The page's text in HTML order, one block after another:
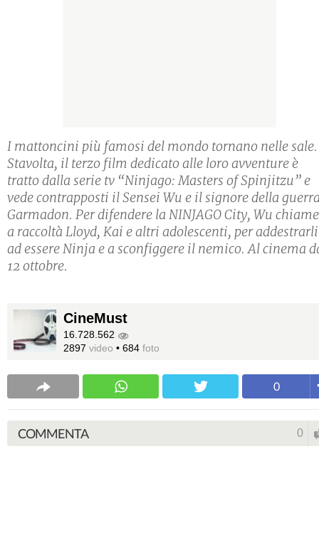
I mattoncini più famosi del mondo tornano nelle sale.
Stavolta, il terzo film dedicato alle loro avventure è
tratto dalla serie tv “Ninjago: Masters of Spinjitzu” e
vede contrapposti il Sensei Wu e il signore della
Garmadon. Per difendere la NINJAGO City, Wu
a raccoltà Lloyd, Kai e altri adolescenti, per addestrarli
ad essere Ninja e a sconfiggere il nemico. Al cinema
12 ottobre.
CineMust
16.728.562
2897 video • 684 foto
0
COMMENTA 0